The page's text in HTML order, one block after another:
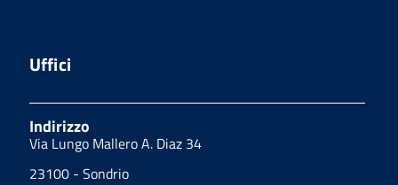
Uffici
Indirizzo
Via Lungo Mallero A. Diaz 34
23100 - Sondrio